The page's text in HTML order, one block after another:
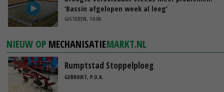
‘Bassin afgelopen week al leeg’
GISTEREN, 14:06
NIEUW OP MECHANISATIEMARKT.NL
Rumptstad Stoppelploeg
GEBRUIKT, P.O.A.